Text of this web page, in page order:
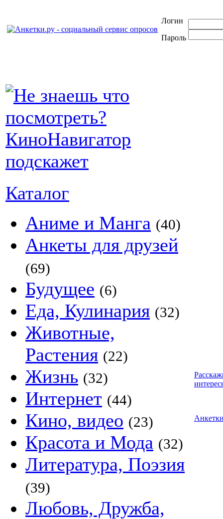
Логин
Пароль
Каталог
Аниме и Манга (40)
Анкеты для друзей
(69)
Будущее (6)
Еда, Кулинария (32)
Животные,
Растения (22)
Жизнь (32)
Интернет (44)
Кино, видео (23)
Красота и Мода (32)
Литература, Поэзия
(39)
Любовь, Дружба,